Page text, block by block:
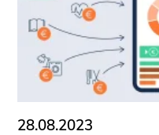
28.08.2023